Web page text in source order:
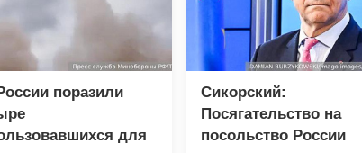
поразили
для
Сикорский:
Посягательство на
посольство России